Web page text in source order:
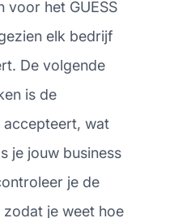
voor het GUESS
elk bedrijf
De volgende
is de
accepteert, wat
je jouw business
je de
zodat je weet hoe